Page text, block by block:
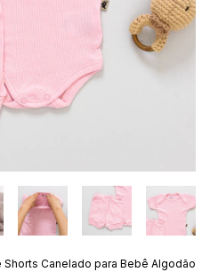
Shorts Canelado para Bebê Algodão